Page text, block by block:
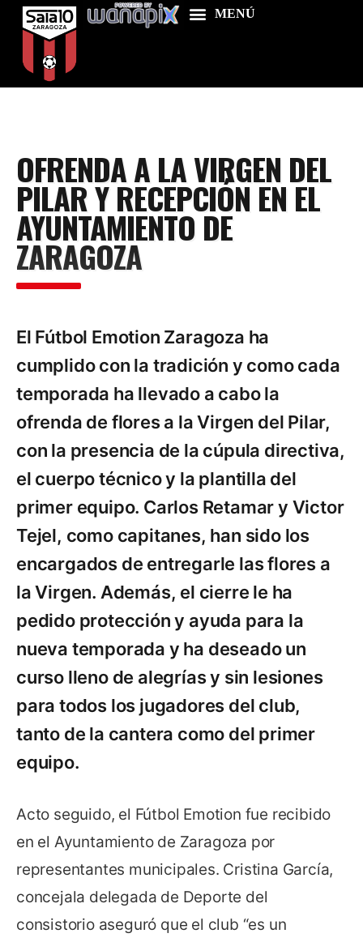
Food & Drink
Features
News
Contacts
OFRENDA A LA VIRGEN DEL
PILAR Y RECEPCIÓN EN EL
AYUNTAMIENTO DE
ZARAGOZA
El Fútbol Emotion Zaragoza ha
cumplido con la tradición y como cada
temporada ha llevado a cabo la
ofrenda de flores a la Virgen del Pilar,
con la presencia de la cúpula directiva,
el cuerpo técnico y la plantilla del
primer equipo. Carlos Retamar y Victor
Tejel, como capitanes, han sido los
encargados de entregarle las flores a
la Virgen. Además, el cierre le ha
pedido protección y ayuda para la
nueva temporada y ha deseado un
curso lleno de alegrías y sin lesiones
para todos los jugadores del club,
tanto de la cantera como del primer
equipo.
Acto seguido, el Fútbol Emotion fue recibido
en el Ayuntamiento de Zaragoza por
representantes municipales. Cristina García,
concejala delegada de Deporte del
consistorio aseguró que el club “es un